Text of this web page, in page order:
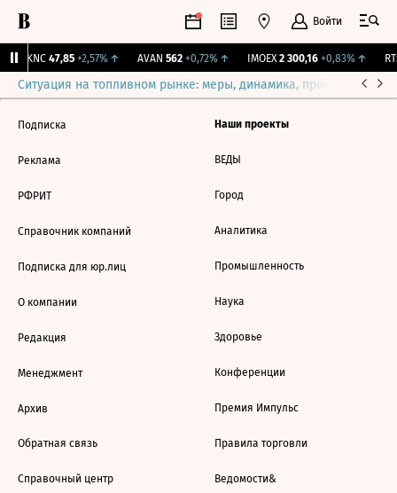
Войти
NKNC 47,85 +2,57%↑ AVAN 562 +0,72%↑ IMOEX 2 300,16 +0,83%↑
Ситуация на топливном рынке: меры, динамика, прогнозы
Подписка
Реклама
РФРИТ
Справочник компаний
Подписка для юр.лиц
О компании
Редакция
Менеджмент
Архив
Обратная связь
Справочный центр
Наши проекты
ВЕДЫ
Город
Аналитика
Промышленность
Наука
Здоровье
Конференции
Премия Импульс
Правила торговли
Ведомости&